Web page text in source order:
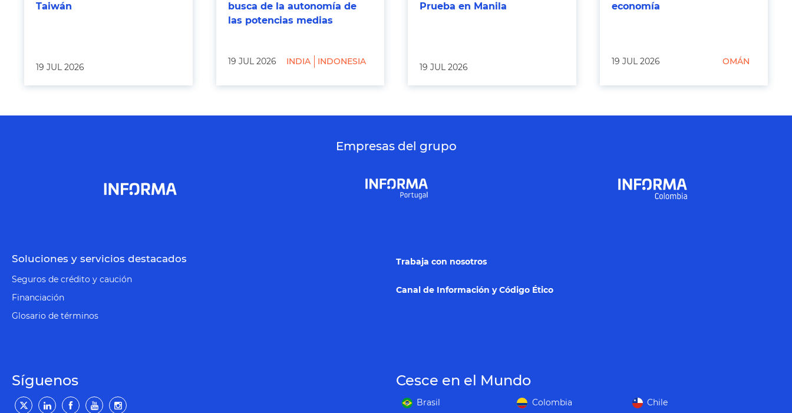
Taiwán
19 JUL 2026
busca de la autonomía de
las potencias medias
19 JUL 2026 INDIA INDONESIA
Prueba en Manila
19 JUL 2026
economía
19 JUL 2026 OMÁN
Empresas del grupo
Soluciones y servicios destacados
Seguros de crédito y caución
Financiación
Glosario de términos
Trabaja con nosotros
Canal de Información y Código Ético
Síguenos Cesce en el Mundo
Brasil Colombia Chile